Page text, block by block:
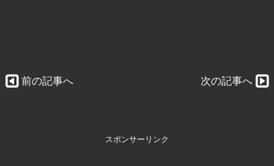
前の記事へ 次の記事へ
スポンサーリンク